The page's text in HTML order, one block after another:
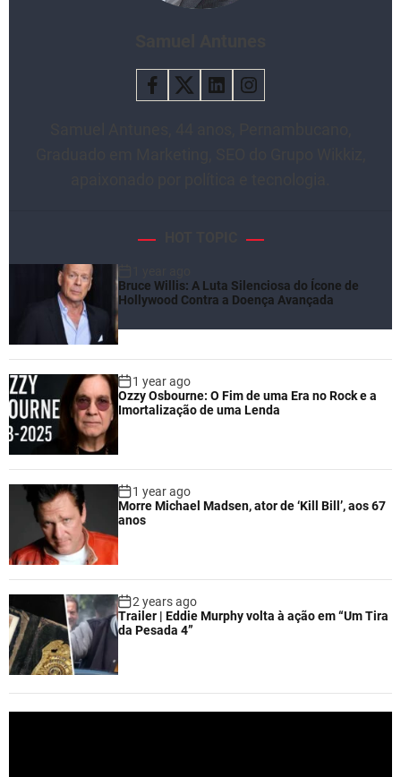
Bruce Willis: A Luta Silenciosa do Ícone de
Hollywood Contra a Doença Avançada
1 year ago
Ozzy Osbourne: O Fim de uma Era no Rock e a
Imortalização de uma Lenda
1 year ago
Morre Michael Madsen, ator de ‘Kill Bill’, aos 67
anos
2 years ago
Trailer | Eddie Murphy volta à ação em “Um Tira
da Pesada 4”